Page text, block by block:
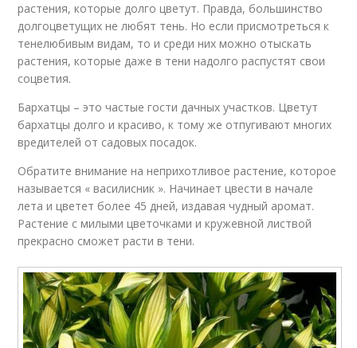
растения, которые долго цветут. Правда, большинство
долгоцветущих не любят тень. Но если присмотреться к
тенелюбивым видам, то и среди них можно отыскать
растения, которые даже в тени надолго распустят свои
соцветия.
Бархатцы – это частые гости дачных участков. Цветут
бархатцы долго и красиво, к тому же отпугивают многих
вредителей от садовых посадок.
Обратите внимание на неприхотливое растение, которое
называется « василисник ». Начинает цвести в начале
лета и цветет более 45 дней, издавая чудный аромат.
Растение с милыми цветочками и кружевной листвой
прекрасно сможет расти в тени.